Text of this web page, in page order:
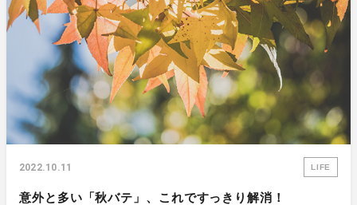
2022.10.11 LIFE
意外と多い「秋バテ」、これですっきり解消！